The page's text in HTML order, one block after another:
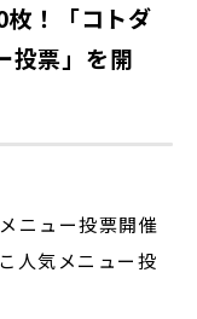
！「コトダ
投票」を開
ニュー投票開催
人気メニュー投